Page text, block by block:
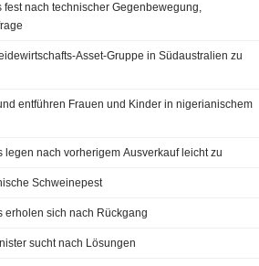
fest nach technischer Gegenbewegung,
Asset-Gruppe in Südaustralien zu
entführen Frauen und Kinder in nigerianischem
legen nach vorherigem Ausverkauf leicht zu
Schweinepest
erholen sich nach Rückgang
sucht nach Lösungen